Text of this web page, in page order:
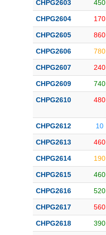
CHPG2603 450
CHPG2604 170
CHPG2605 860
CHPG2606 780
CHPG2607 240
CHPG2609 740
CHPG2610 480
CHPG2612 10
CHPG2613 460
CHPG2614 190
CHPG2615 460
CHPG2616 520
CHPG2617 560
CHPG2618 390
Bài viết của tác giả(-)
Báo cáo phân tích (-)
Thuật ngữ(-)
Dịch vụ(-)
Đào tạo
Sách tài chính
Công cụ đầu tư
Truyền thông tài chính
Dữ liệu tài chính